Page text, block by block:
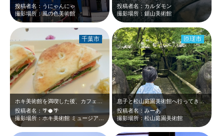
投稿者名：うにゃんにゃ
撮影場所：風の色美術館
投稿者名：カルダモン
撮影場所：鋸山美術館
投稿者名：🌴🥥🌴
千葉市
息子と松山庭園美術館へ行ってきました 緑が多くて涼しくて過ごしやすかったです…
投稿者名：みーあ
撮影場所：松山庭園美術館
匝瑳市